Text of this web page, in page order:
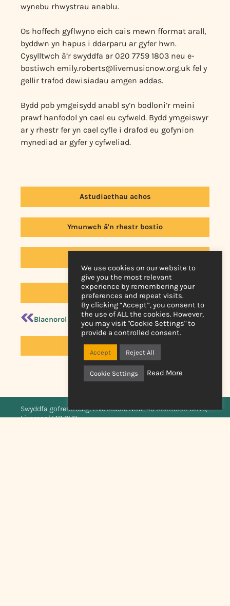
wynebu rhwystrau anablu.
Os hoffech gyflwyno eich cais mewn fformat arall,
byddwn yn hapus i ddarparu ar gyfer hwn.
Cysylltwch â’r swyddfa ar 020 7759 1803 neu e-
bostiwch emily.roberts@livemusicnow.org.uk fel y
gellir trafod dewisiadau amgen addas.
Bydd pob ymgeisydd anabl sy’n bodloni’r meini
prawf hanfodol yn cael eu cyfweld. Bydd ymgeiswyr
ar y rhestr fer yn cael cyfle i drafod eu gofynion
mynediad ar gyfer y cyfweliad.
Astudiaethau achos
Ymunwch â'n rhestr bostio
Yn ôl i Newyddion
Blaenorol Nesaf
Llyfrgell Fideo Ar-lein
Swyddfa gofrestredig: Live Music Now, 46 Montclair Drive,
Liverpool L18 0HB
We use cookies on our website to
give you the most relevant
experience by remembering your
preferences and repeat visits.
By clicking “Accept”, you consent to
the use of ALL the cookies. However,
you may visit "Cookie Settings" to
provide a controlled consent.
Accept Reject All
Cookie Settings Read More